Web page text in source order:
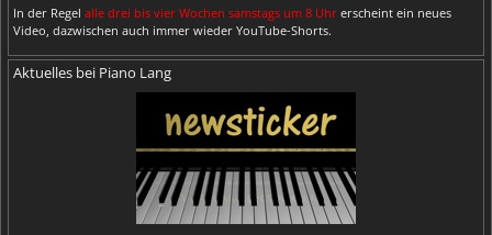
In der Regel alle drei bis vier Wochen samstags um 8 Uhr erscheint ein neues
Video, dazwischen auch immer wieder YouTube-Shorts.
Aktuelles bei Piano Lang